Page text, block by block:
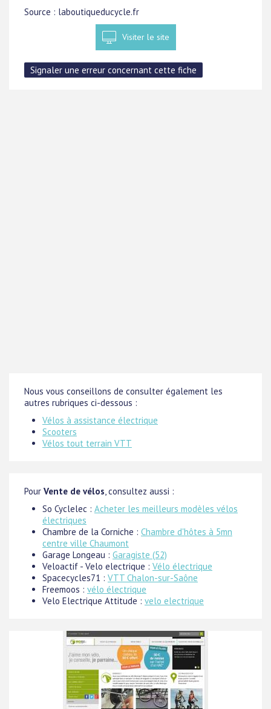
Source : laboutiqueducycle.fr
Visiter le site
Nous vous conseillons de consulter également les
autres rubriques ci-dessous :
Vélos à assistance électrique
Scooters
Vélos tout terrain VTT
Pour Vente de vélos, consultez aussi :
So Cyclelec : Acheter les meilleurs modèles vélos
électriques
Chambre de la Corniche : Chambre d'hôtes à 5mn
centre ville Chaumont
Garage Longeau : Garagiste (52)
Veloactif - Velo electrique : Vélo électrique
Spacecycles71 : VTT Chalon-sur-Saône
Freemoos : vélo électrique
Velo Electrique Attitude : velo electrique